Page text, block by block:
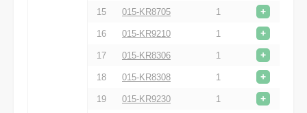
15 015-KR8705 1 +
16 015-KR9210 1 +
17 015-KR8306 1 +
18 015-KR8308 1 +
19 015-KR9230 1 +